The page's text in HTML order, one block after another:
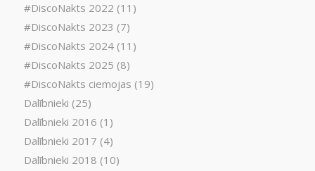
#DiscoNakts 2022 (11)
#DiscoNakts 2023 (7)
#DiscoNakts 2024(11)
#DiscoNakts 2025 (8)
#DiscoNakts ciemojas (19)
Dalībnieki (25)
Dalībnieki 2016 (1)
Dalībnieki 2017 (4)
Dalībnieki 2018 (10)